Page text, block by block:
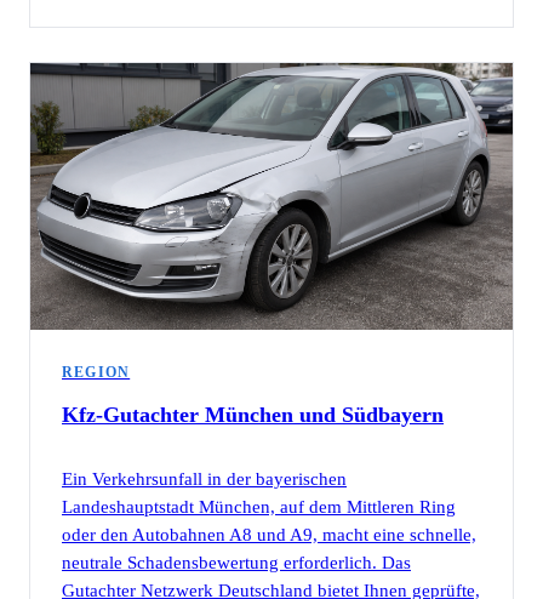
REGION
Kfz-Gutachter München und Südbayern
Ein Verkehrsunfall in der bayerischen
Landeshauptstadt München, auf dem Mittleren Ring
oder den Autobahnen A8 und A9, macht eine schnelle,
neutrale Schadensbewertung erforderlich. Das
Gutachter Netzwerk Deutschland bietet Ihnen geprüfte,